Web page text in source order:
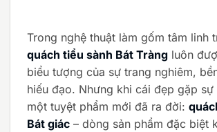
Trong nghệ thuật làm gốm tâm linh
quách tiểu sành Bát Tràng luôn
biểu tượng của sự trang nghiêm,
hiếu đạo. Nhưng khi cái đẹp gặp sự
một tuyệt phẩm mới đã ra đời:
Bát giác – dòng sản phẩm đặc biệt